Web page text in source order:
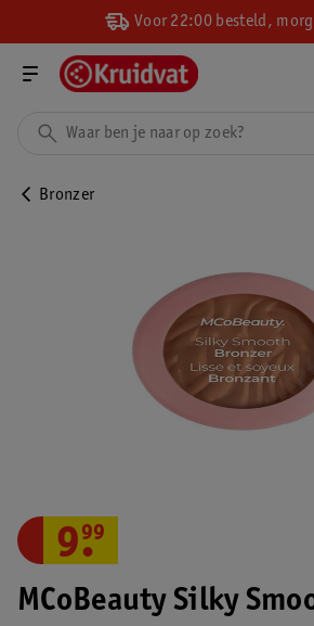
Voor 22:00 besteld,
Bronzer
MCoBeauty Silky
9.
99